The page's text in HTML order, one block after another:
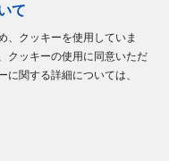
て
、クッキーを使用していま
クッキーの使用に同意いただ
関する詳細については、
ついてクッキーポリシー
シー